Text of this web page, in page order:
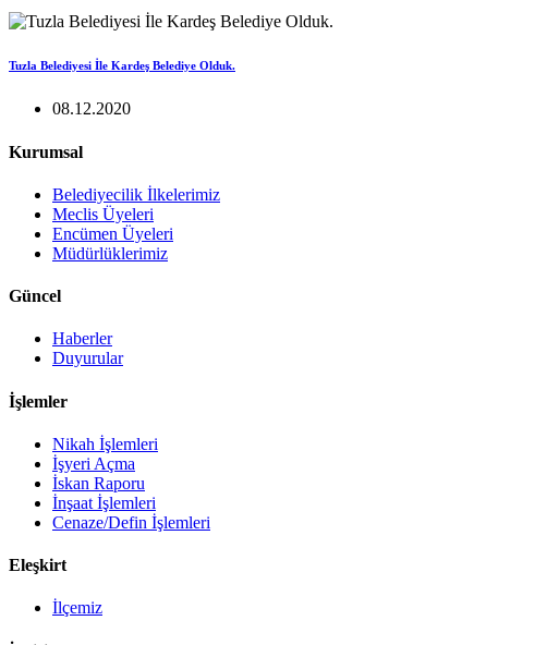
Tuzla Belediyesi İle Kardeş Belediye Olduk.
08.12.2020
Kurumsal
Belediyecilik İlkelerimiz
Meclis Üyeleri
Encümen Üyeleri
Müdürlüklerimiz
Güncel
Haberler
Duyurular
İşlemler
Nikah İşlemleri
İşyeri Açma
İskan Raporu
İnşaat İşlemleri
Cenaze/Defin İşlemleri
Eleşkirt
İlçemiz